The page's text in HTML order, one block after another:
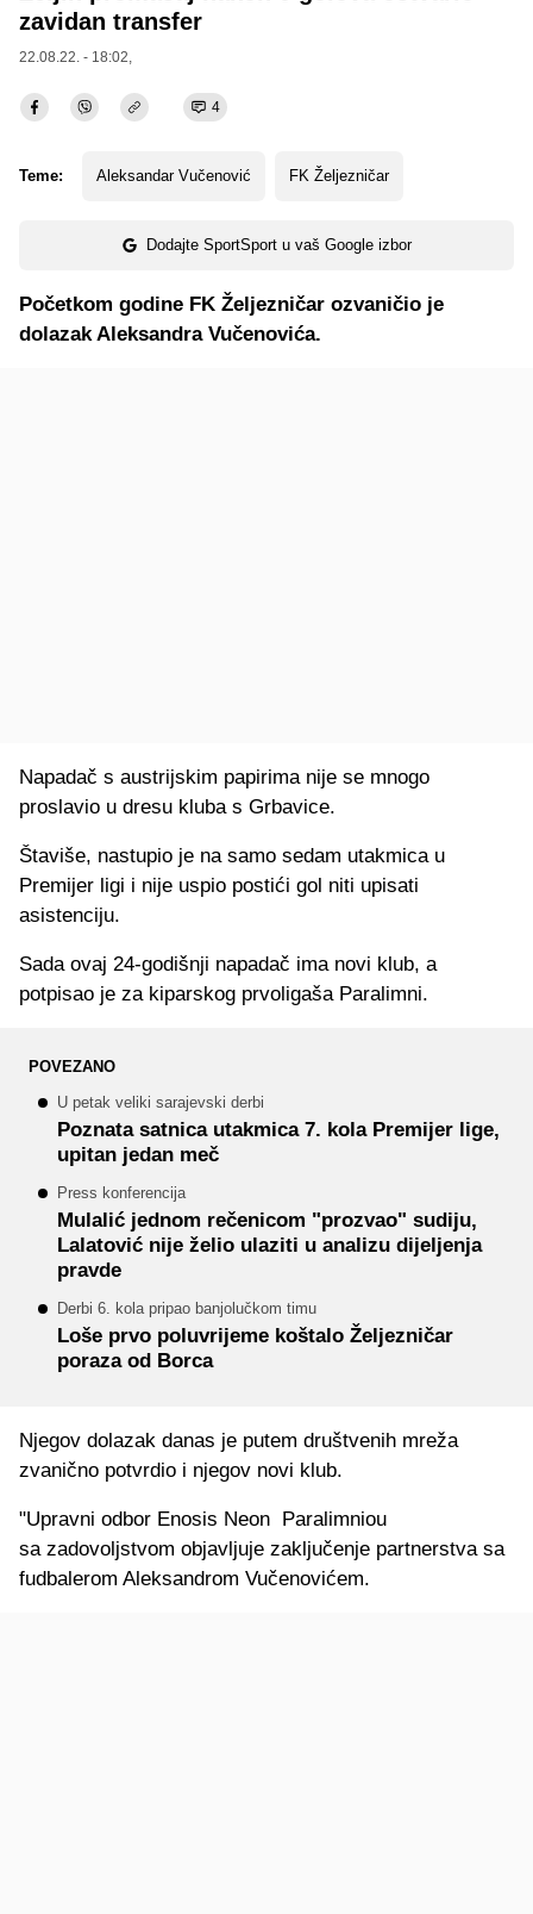
zavidan transfer
22.08.22. - 18:02,
4
Teme: Aleksandar Vučenović FK Željezničar
Dodajte SportSport u vaš Google izbor
Početkom godine FK Željezničar ozvaničio je
dolazak Aleksandra Vučenovića.
Napadač s austrijskim papirima nije se mnogo
proslavio u dresu kluba s Grbavice.
Štaviše, nastupio je na samo sedam utakmica u
Premijer ligi i nije uspio postići gol niti upisati
asistenciju.
Sada ovaj 24-godišnji napadač ima novi klub, a
potpisao je za kiparskog prvoligaša Paralimni.
POVEZANO
U petak veliki sarajevski derbi
Poznata satnica utakmica 7. kola Premijer lige,
upitan jedan meč
Press konferencija
Mulalić jednom rečenicom "prozvao" sudiju,
Lalatović nije želio ulaziti u analizu dijeljenja
pravde
Derbi 6. kola pripao banjolučkom timu
Loše prvo poluvrijeme koštalo Željezničar
poraza od Borca
Njegov dolazak danas je putem društvenih mreža
zvanično potvrdio i njegov novi klub.
"Upravni odbor Enosis Neon Paralimniou
sa zadovoljstvom objavljuje zaključenje partnerstva sa
fudbalerom Aleksandrom Vučenovićem.